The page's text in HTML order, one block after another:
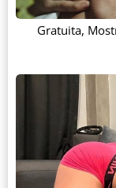
Gratuita,